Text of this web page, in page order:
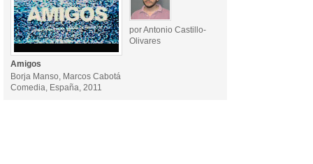
por Antonio Castillo-
Olivares
Amigos
Borja Manso, Marcos Cabotá
Comedia, España, 2011